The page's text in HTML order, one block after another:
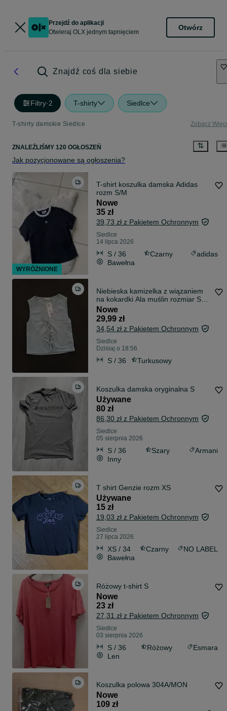
Przejdź do aplikacji
Otwieraj OLX jednym tapnięciem
Otwórz
Znajdź coś dla siebie
Filtry·2 T-shirty Siedlce
T-shirty damskie Siedlce Zobacz
ZNALEŹLIŚMY 120 OGŁOSZEŃ
Jak pozycjonowane są ogłoszenia?
T-shirt koszulka damska Adidas
rozm S/M
Nowe
35 zł
39,73 zł z Pakietem Ochronnym
Siedlce
14 lipca 2026
S / 36 Czarny
adidas
Bawełna
Niebieska kamizelka z wiązaniem
na kokardki Ala muślin rozmiar S
Stan Nowy z metką
Nowe
29,99 zł
34,54 zł z Pakietem Ochronnym
Siedlce
Dzisiaj o 18:56
S / 36 Turkusowy
Koszulka damska oryginalna S
Używane
80 zł
86,30 zł z Pakietem Ochronnym
Siedlce
05 sierpnia 2026
S / 36 Szary
Armani
Inny
T shirt Genzie rozm XS
Używane
15 zł
19,03 zł z Pakietem Ochronnym
Siedlce
27 lipca 2026
XS / 34 Czarny
NO LABEL
Bawełna
Różowy t-shirt S
Nowe
23 zł
27,31 zł z Pakietem Ochronnym
Siedlce
03 sierpnia 2026
S / 36 Różowy
Esmara
Len
Koszulka polowa 304A/MON
Nowe
109 zł
WYRÓŻNIONE